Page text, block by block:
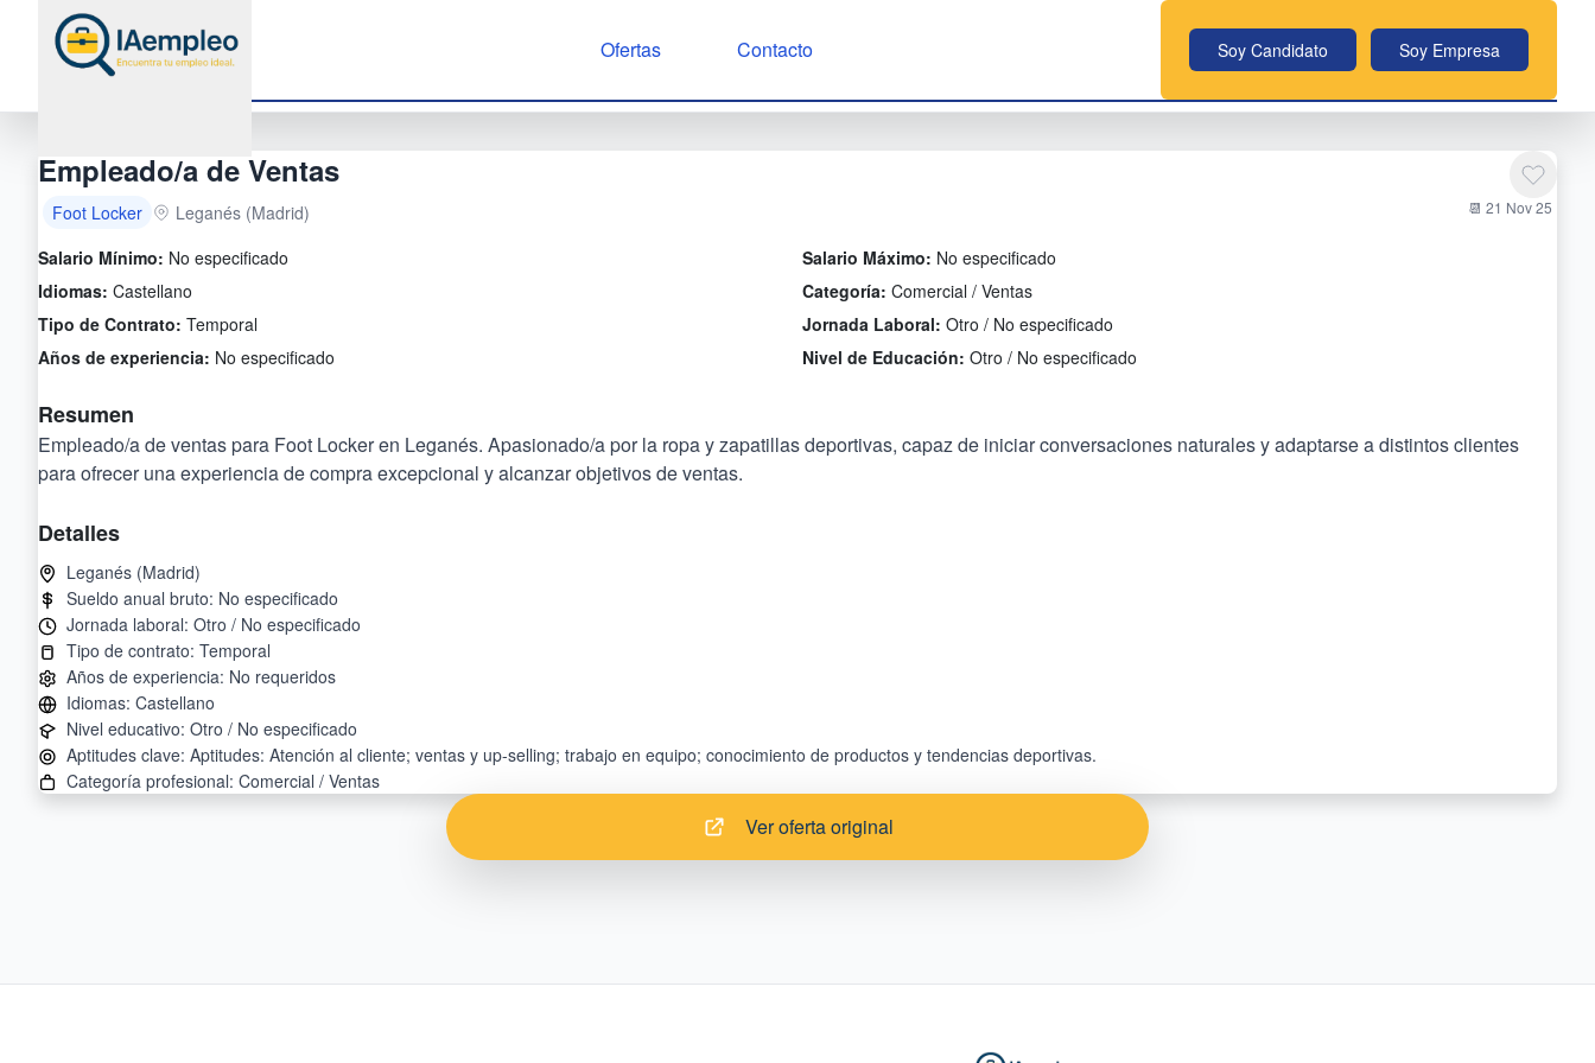
Ofertas Contacto Soy Candidato Soy Empresa
Empleado/a de Ventas
Foot Locker Leganés (Madrid) 📆 21 Nov 25
Salario Mínimo: No especificado Salario Máximo: No especificado
Idiomas: Castellano Categoría: Comercial / Ventas
Tipo de Contrato: Temporal Jornada Laboral: Otro / No especificado
Años de experiencia: No especificado Nivel de Educación: Otro / No especificado
Resumen
Empleado/a de ventas para Foot Locker en Leganés. Apasionado/a por la ropa y zapatillas deportivas, capaz de iniciar conversaciones naturales y adaptarse a distintos clientes
para ofrecer una experiencia de compra excepcional y alcanzar objetivos de ventas.
Detalles
Ver oferta original